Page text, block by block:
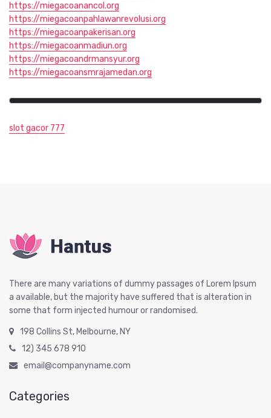
https://miegacoanancol.org
https://miegacoanpahlawanrevolusi.org
https://miegacoanpakerisan.org
https://miegacoanmadiun.org
https://miegacoandrmansyur.org
https://miegacoansmrajamedan.org
slot gacor 777
There are many variations of dummy passages of Lorem Ipsum
a available, but the majority have suffered that is alteration in
some that form injected humour or randomised.
198 Collins St, Melbourne, NY
12) 345 678 910
email@companyname.com
Categories